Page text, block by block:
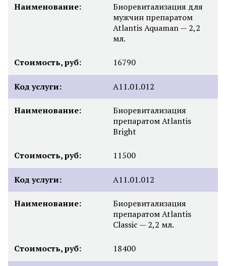
Наименование:
Биоревитализация для
мужчин препаратом
Atlantis Aquaman — 2,2
мл.
Стоимость, руб: 16790
Код услуги: A11.01.012
Наименование:
Биоревитализация
препаратом Atlantis
Bright
Стоимость, руб: 11500
Код услуги: A11.01.012
Наименование:
Биоревитализация
препаратом Atlantis
Classic — 2,2 мл.
Стоимость, руб: 18400